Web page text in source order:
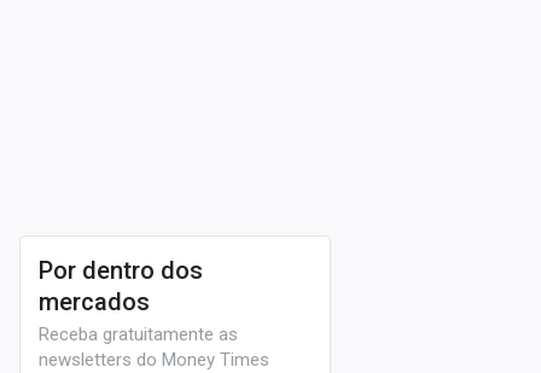
Por dentro dos
mercados
Receba gratuitamente as
newsletters do Money Times